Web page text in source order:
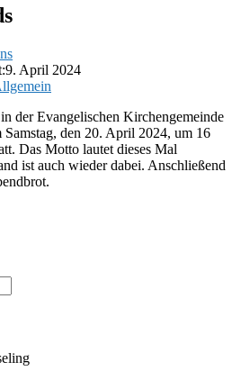
9. April 2024
der Evangelischen Kirchengemeinde
den 20. April 2024, um 16
Das Motto lautet dieses Mal
ist auch wieder dabei. Anschließend